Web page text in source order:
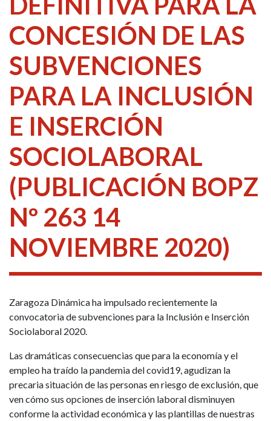
CONCESIÓN DE LAS
SUBVENCIONES
PARA LA INCLUSIÓN
E INSERCIÓN
SOCIOLABORAL
(PUBLICACIÓN BOPZ
Nº 263 14
NOVIEMBRE 2020)
Zaragoza Dinámica ha impulsado recientemente la
convocatoria de subvenciones para la Inclusión e Inserción
Sociolaboral 2020.
Las dramáticas consecuencias que para la economía y el
empleo ha traído la pandemia del covid19, agudizan la
precaria situación de las personas en riesgo de exclusión, que
ven cómo sus opciones de inserción laboral disminuyen
conforme la actividad económica y las plantillas de nuestras